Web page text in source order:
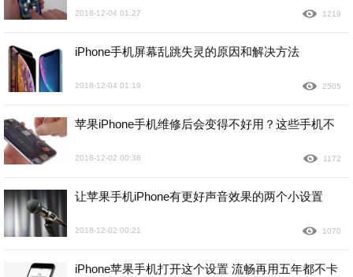
2018-12-04 01:27 1219
iPhone手机屏幕乱跳失灵的原因和解决方法
2018-12-04 01:19 2505
苹果iPhone手机维修后会变得不好用？这些手机不
2018-12-02 00:38 1172
让苹果手机iPhone有更好声音效果的两个小设置
2018-12-02 00:21 1070
iPhone苹果手机打开这个设置 流畅再用五年都不卡